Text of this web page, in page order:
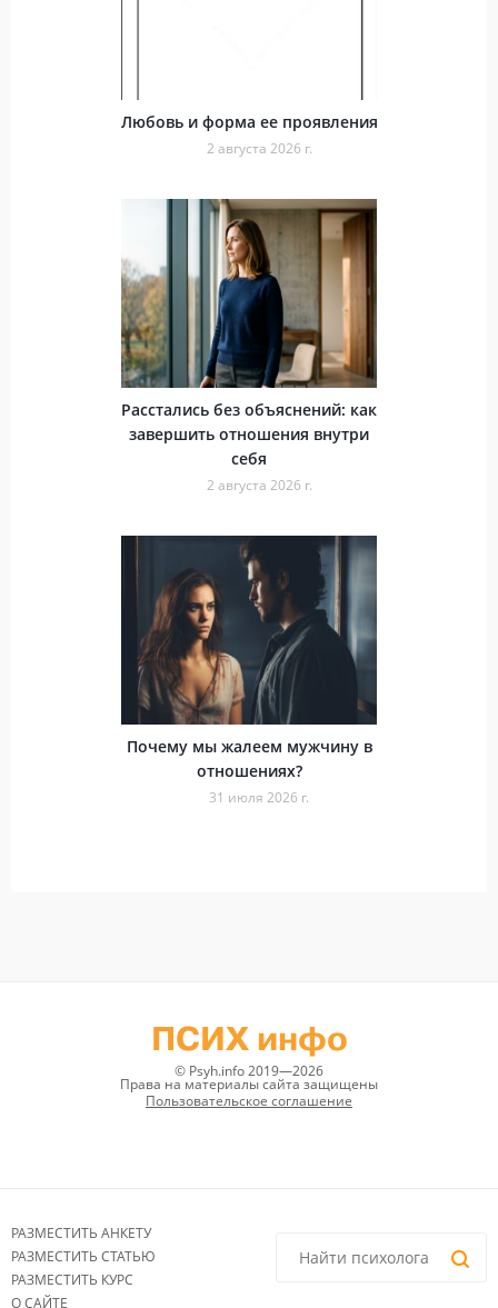
Любовь и форма ее проявления
2 августа 2026 г.
Расстались без объяснений: как
завершить отношения внутри
себя
2 августа 2026 г.
Почему мы жалеем мужчину в
отношениях?
31 июля 2026 г.
ПСИХ инфо
© Psyh.info 2019—2026
Права на материалы сайта защищены
Пользовательское соглашение
РАЗМЕСТИТЬ АНКЕТУ
РАЗМЕСТИТЬ СТАТЬЮ
РАЗМЕСТИТЬ КУРС
О САЙТЕ